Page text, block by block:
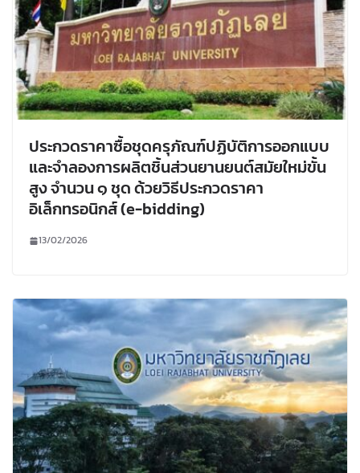
ประกวดราคาซื้อชุดครุภัณฑ์ปฏิบัติการออกแบบ
และจำลองการผลิตชิ้นส่วนยานยนต์สมัยใหม่ขั้น
สูง จำนวน ๑ ชุด ด้วยวิธีประกวดราคา
อิเล็กทรอนิกส์ (e-bidding)
13/02/2026